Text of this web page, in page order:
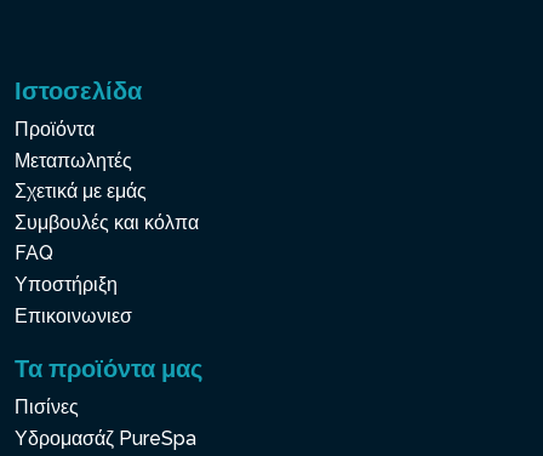
Ιστοσελίδα
Προϊόντα
Μεταπωλητές
Σχετικά με εμάς
Συμβουλές και κόλπα
FAQ
Υποστήριξη
Επικοινωνιεσ
Τα προϊόντα μας
Πισίνες
Υδρομασάζ PureSpa